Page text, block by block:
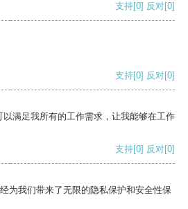
支持[0] 反对[0]
支持[0] 反对[0]
满足我所有的工作需求，让我能够在工作
支持[0] 反对[0]
为我们带来了无限的隐私保护和安全性保